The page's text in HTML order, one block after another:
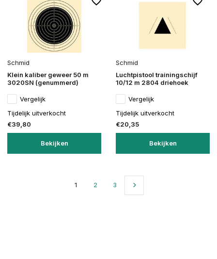
Schmid
Klein kaliber geweer 50 m
3020SN (genummerd)
Vergelijk
Tijdelijk uitverkocht
€39,80
Bekijken
Schmid
Luchtpistool trainingschijf
10/12 m 2804 driehoek
Vergelijk
Tijdelijk uitverkocht
€20,35
Bekijken
1 2 3